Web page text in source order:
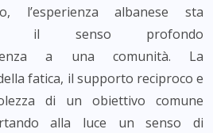
l’esperienza albanese sta
il senso profondo
a una comunità. La
fatica, il supporto reciproco e
di un obiettivo comune
alla luce un senso di